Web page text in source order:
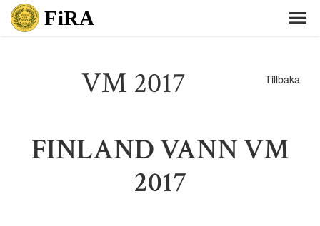
Tillbaka
VM 2017
FINLAND VANN VM
2017